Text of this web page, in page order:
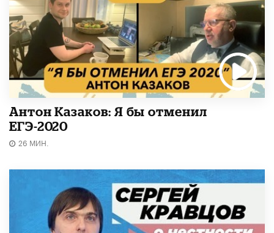
Антон Казаков: Я бы отменил
ЕГЭ-2020
26 МИН.